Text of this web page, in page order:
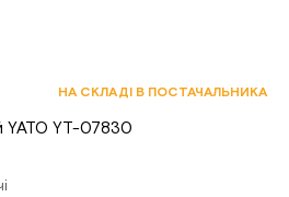
НА СКЛАДІ В ПОСТАЧАЛЬНИКА
YATO YT-07830